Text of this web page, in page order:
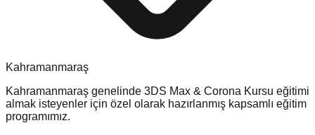
Kahramanmaraş
Kahramanmaraş genelinde 3DS Max & Corona Kursu eğitimi
almak isteyenler için özel olarak hazırlanmış kapsamlı eğitim
programımız.